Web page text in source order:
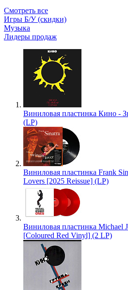
Смотреть все
Игры Б/У (скидки)
Музыка
Лидеры продаж
Виниловая пластинка Кино -
(LP)
Виниловая пластинка Frank
Lovers [2025 Reissue] (LP)
Виниловая пластинка Michael
[Coloured Red Vinyl] (2 LP)